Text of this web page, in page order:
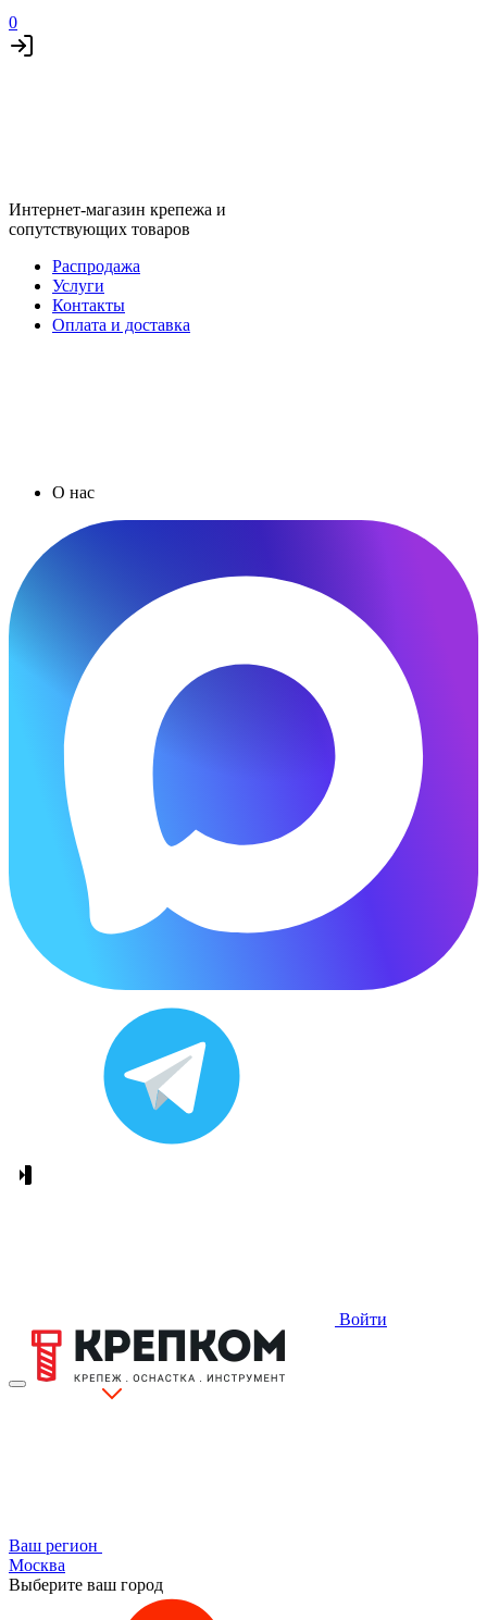
0
Интернет-магазин крепежа и
сопутствующих товаров
Распродажа
Услуги
Контакты
Оплата и доставка
О нас
Войти
Ваш регион
Москва
Выберите ваш город